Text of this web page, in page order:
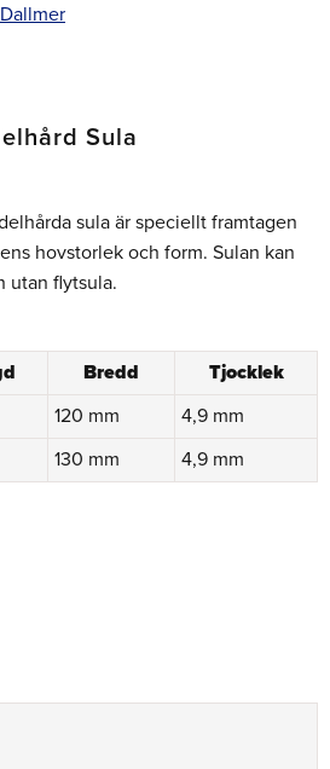
Sula
sula är speciellt framtagen
hovstorlek och form. Sulan kan
utan flytsula.
Bredd
Tjocklek
120 mm
4,9 mm
130 mm 4,9 mm